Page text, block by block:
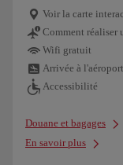
Voir la carte
Comment réaliser
Wifi gratuit
Arrivée à l'aéroport
Accessibilité
Douane et bagages
En savoir plus